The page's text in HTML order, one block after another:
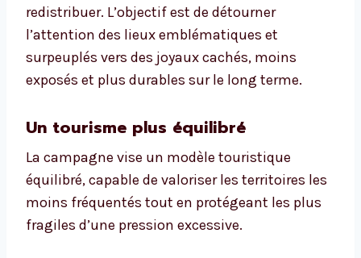
redistribuer. L’objectif est de détourner
l’attention des lieux emblématiques et
surpeuplés vers des joyaux cachés, moins
exposés et plus durables sur le long terme.
Un tourisme plus équilibré
La campagne vise un modèle touristique
équilibré, capable de valoriser les territoires les
moins fréquentés tout en protégeant les plus
fragiles d’une pression excessive.